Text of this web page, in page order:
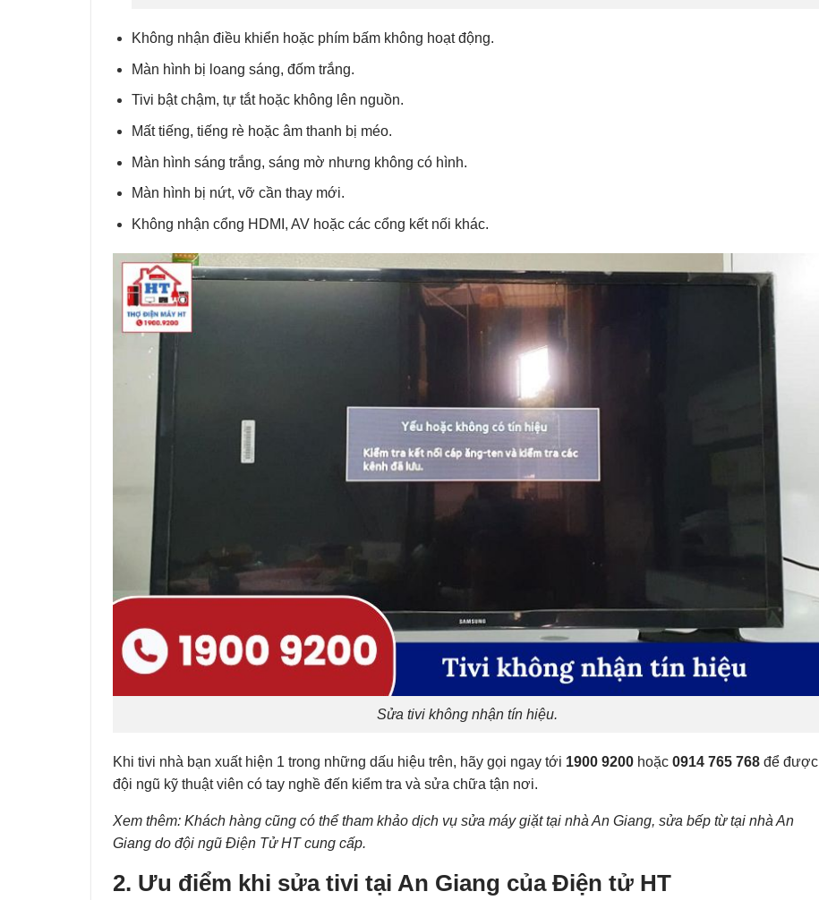
Không nhận điều khiển hoặc phím bấm không hoạt động.
Màn hình bị loang sáng, đốm trắng.
Tivi bật chậm, tự tắt hoặc không lên nguồn.
Mất tiếng, tiếng rè hoặc âm thanh bị méo.
Màn hình sáng trắng, sáng mờ nhưng không có hình.
Màn hình bị nứt, vỡ cần thay mới.
Không nhận cổng HDMI, AV hoặc các cổng kết nối khác.
Sửa tivi không nhận tín hiệu.
Khi tivi nhà bạn xuất hiện 1 trong những dấu hiệu trên, hãy gọi ngay tới 1900 9200 hoặc 0914 765 768 để được
đội ngũ kỹ thuật viên có tay nghề đến kiểm tra và sửa chữa tận nơi.
Xem thêm: Khách hàng cũng có thể tham khảo dịch vụ sửa máy giặt tại nhà An Giang, sửa bếp từ tại nhà An
Giang do đội ngũ Điện Tử HT cung cấp.
2. Ưu điểm khi sửa tivi tại An Giang của Điện tử HT